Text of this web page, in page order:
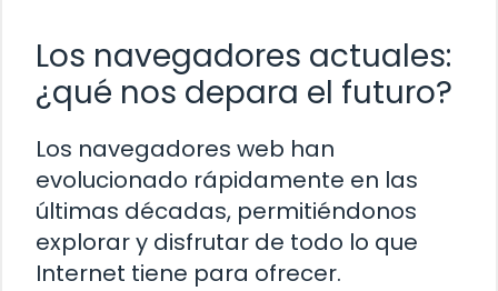
Los navegadores actuales:
¿qué nos depara el futuro?
Los navegadores web han
evolucionado rápidamente en las
últimas décadas, permitiéndonos
explorar y disfrutar de todo lo que
Internet tiene para ofrecer.